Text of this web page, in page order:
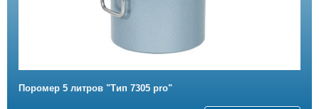
Поромер 5 литров "Тип 7305 pro"